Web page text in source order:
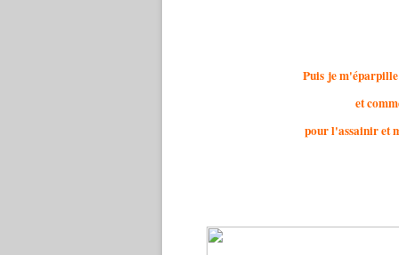
Puis je
et
pour l'assainir et